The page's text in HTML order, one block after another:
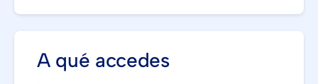
A qué accedes